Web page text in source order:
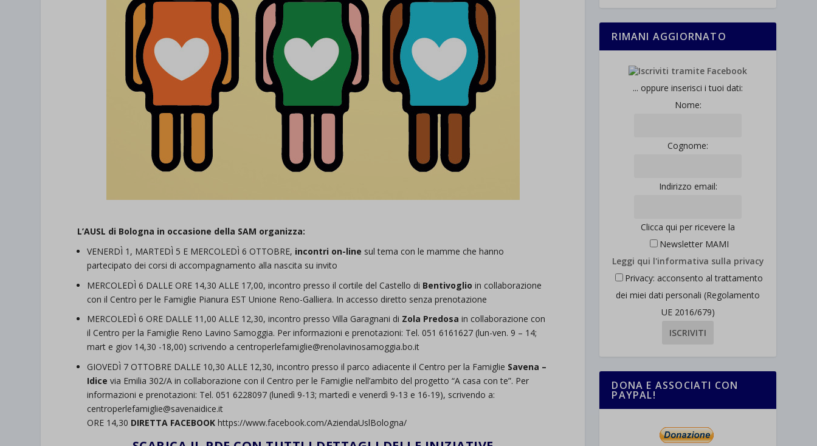
L’AUSL di Bologna in occasione della SAM organizza:
VENERDÌ 1, MARTEDÌ 5 E MERCOLEDÌ 6 OTTOBRE, incontri on-line sul tema con le mamme che hanno
partecipato dei corsi di accompagnamento alla nascita su invito
MERCOLEDÌ 6 DALLE ORE 14,30 ALLE 17,00, incontro presso il cortile del Castello di Bentivoglio in collaborazione
con il Centro per le Famiglie Pianura EST Unione Reno-Galliera. In accesso diretto senza prenotazione
MERCOLEDÌ 6 ORE DALLE 11,00 ALLE 12,30, incontro presso Villa Garagnani di Zola Predosa in collaborazione con
il Centro per la Famiglie Reno Lavino Samoggia. Per informazioni e prenotazioni: Tel. 051 6161627 (lun-ven. 9 – 14;
mart e giov 14,30 -18,00) scrivendo a centroperlefamiglie@renolavinosamoggia.bo.it
GIOVEDÌ 7 OTTOBRE DALLE 10,30 ALLE 12,30, incontro presso il parco adiacente il Centro per la Famiglie Savena –
Idice via Emilia 302/A in collaborazione con il Centro per le Famiglie nell’ambito del progetto “A casa con te”. Per
informazioni e prenotazioni: Tel. 051 6228097 (lunedì 9-13; martedì e venerdì 9-13 e 16-19), scrivendo a:
centroperlefamiglie@savenaidice.it
ORE 14,30 DIRETTA FACEBOOK https://www.facebook.com/AziendaUslBologna/
RIMANI AGGIORNATO
... oppure inserisci i tuoi dati:
Nome:
Cognome:
Indirizzo email:
Clicca qui per ricevere la
Newsletter MAMI
Leggi qui l'informativa sulla privacy
Privacy: acconsento al trattamento
dei miei dati personali (Regolamento
UE 2016/679)
DONA E ASSOCIATI CON
PAYPAL!